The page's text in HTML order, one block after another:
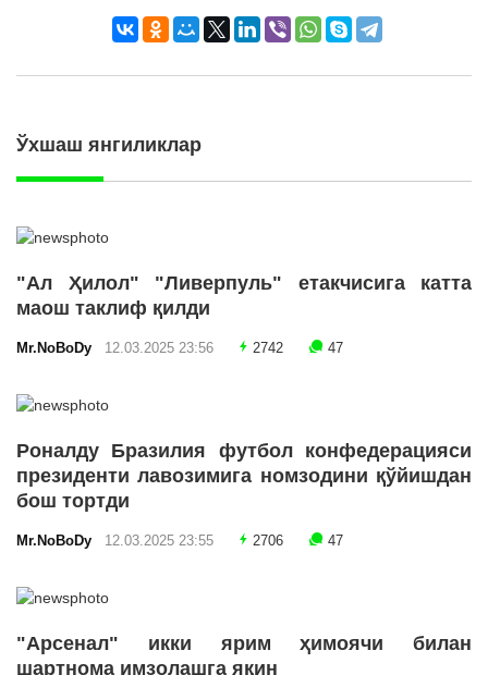
Ўхшаш янгиликлар
"Ал Ҳилол" "Ливерпуль" етакчисига катта
маош таклиф қилди
Mr.NoBoDy 12.03.2025 23:56 2742 47
Роналду Бразилия футбол конфедерацияси
президенти лавозимига номзодини қўйишдан
бош тортди
Mr.NoBoDy 12.03.2025 23:55 2706 47
"Арсенал" икки ярим ҳимоячи билан
шартнома имзолашга яқин